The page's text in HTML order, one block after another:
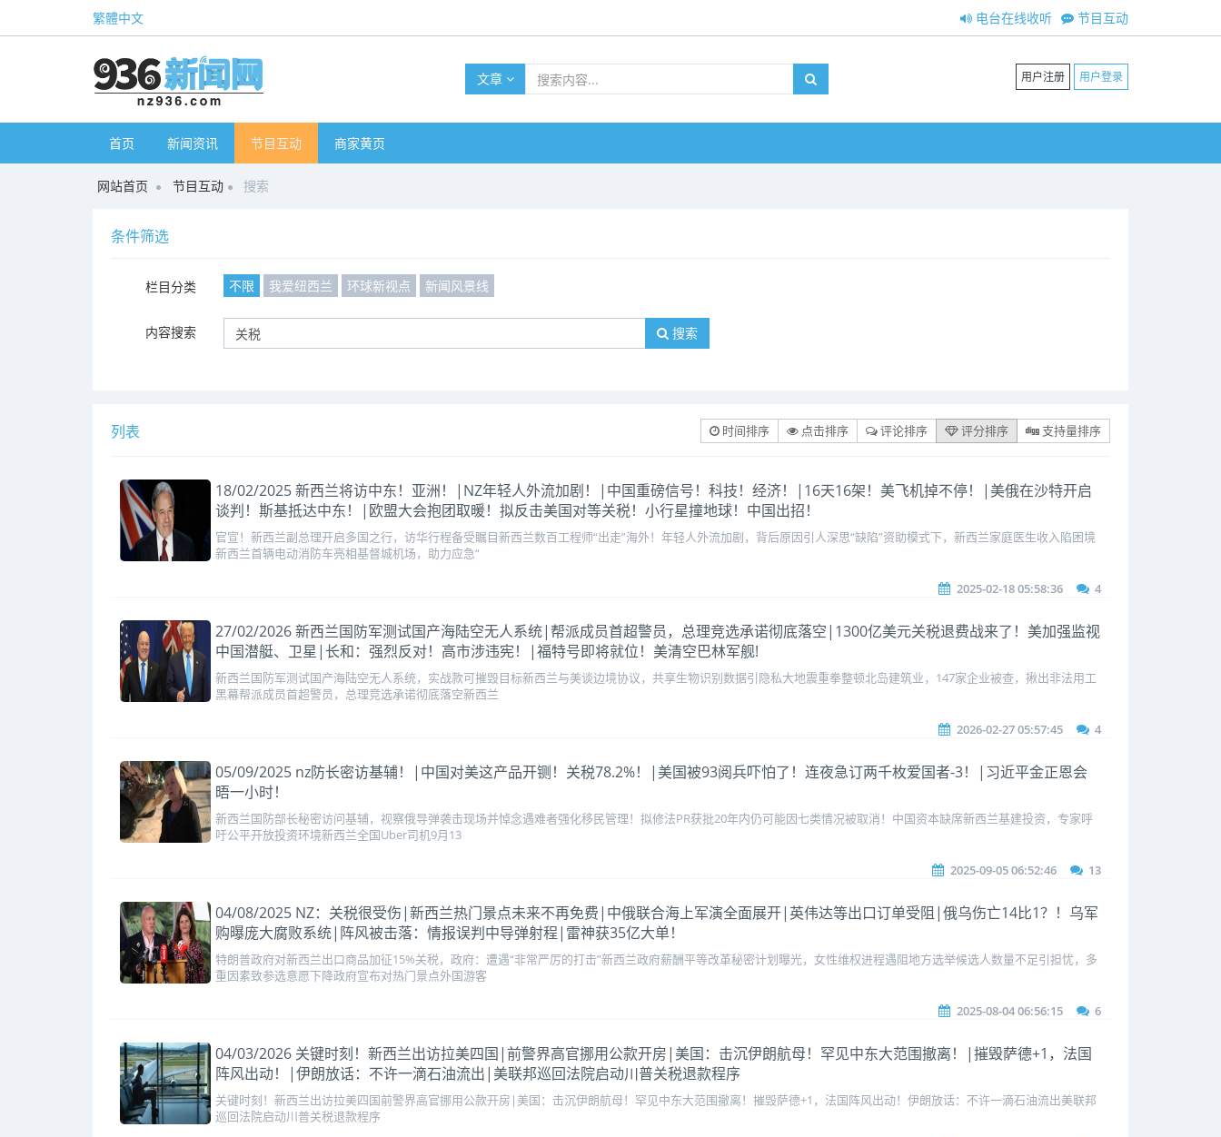
繁體中文 节目互动
电台在线收听
文章 用户注册 用户登录
首页 新闻资讯 节目互动 商家黄页
网站首页 节目互动 搜索
条件筛选
栏目分类 不限 我爱纽西兰 环球新视点 新闻风景线
内容搜索 搜索
列表 时间排序 点击排序 评论排序 评分排序 支持量排序
18/02/2025 新西兰将访中东！亚洲！|NZ年轻人外流加剧！|中国重磅信号！科技！经济！|16天16架！美飞机掉不停！|美俄在沙特开启
谈判！斯基抵达中东！|欧盟大会抱团取暖！拟反击美国对等关税！小行星撞地球！中国出招！
官宣！新西兰副总理开启多国之行，访华行程备受瞩目新西兰数百工程师“出走”海外！年轻人外流加剧，背后原因引人深思“缺陷”资助模式下，新西兰家庭医生收入陷困境
新西兰首辆电动消防车亮相基督城机场，助力应急“
2025-02-18 05:58:36 4
27/02/2026 新西兰国防军测试国产海陆空无人系统|帮派成员首超警员，总理竞选承诺彻底落空|1300亿美元关税退费战来了！美加强监视
中国潜艇、卫星|长和：强烈反对！高市涉违宪！|福特号即将就位！美清空巴林军舰!
新西兰国防军测试国产海陆空无人系统，实战款可摧毁目标新西兰与美谈边境协议，共享生物识别数据引隐私大地震重拳整顿北岛建筑业，147家企业被查，揪出非法用工
黑幕帮派成员首超警员，总理竞选承诺彻底落空新西兰
2026-02-27 05:57:45 4
05/09/2025 nz防长密访基辅！|中国对美这产品开铡！关税78.2%！|美国被93阅兵吓怕了！连夜急订两千枚爱国者-3！|习近平金正恩会
晤一小时！
新西兰国防部长秘密访问基辅，视察俄导弹袭击现场并悼念遇难者强化移民管理！拟修法PR获批20年内仍可能因七类情况被取消！中国资本缺席新西兰基建投资，专家呼
吁公平开放投资环境新西兰全国Uber司机9月13
2025-09-05 06:52:46 13
04/08/2025 NZ：关税很受伤|新西兰热门景点未来不再免费|中俄联合海上军演全面展开|英伟达等出口订单受阻|俄乌伤亡14比1？！乌军
购曝庞大腐败系统|阵风被击落：情报误判中导弹射程|雷神获35亿大单！
特朗普政府对新西兰出口商品加征15%关税，政府：遭遇“非常严厉的打击”新西兰政府薪酬平等改革秘密计划曝光，女性维权进程遇阻地方选举候选人数量不足引担忧，多
重因素致参选意愿下降政府宣布对热门景点外国游客
2025-08-04 06:56:15 6
04/03/2026 关键时刻！新西兰出访拉美四国|前警界高官挪用公款开房|美国：击沉伊朗航母！罕见中东大范围撤离！|摧毁萨德+1，法国
阵风出动！|伊朗放话：不许一滴石油流出|美联邦巡回法院启动川普关税退款程序
关键时刻！新西兰出访拉美四国前警界高官挪用公款开房|美国：击沉伊朗航母！罕见中东大范围撤离！摧毁萨德+1，法国阵风出动！伊朗放话：不许一滴石油流出美联邦
巡回法院启动川普关税退款程序